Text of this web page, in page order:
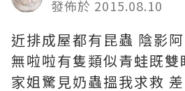
發佈於 2015.08.10
近排成屋都有昆蟲 陰影阿
無啦啦有隻類似青蛙既
家姐驚見奶蟲搵我求救